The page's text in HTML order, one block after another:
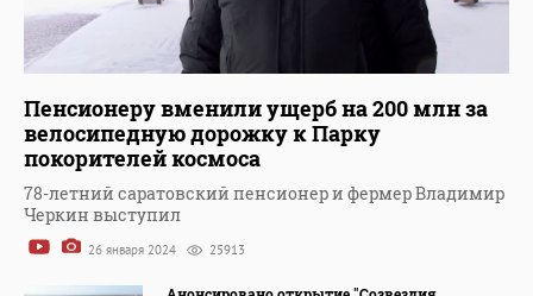
Пенсионеру вменили ущерб на 200 млн за
велосипедную дорожку к Парку
покорителей космоса
78-летний саратовский пенсионер и фермер Владимир
Черкин выступил
26 января 2024 25913